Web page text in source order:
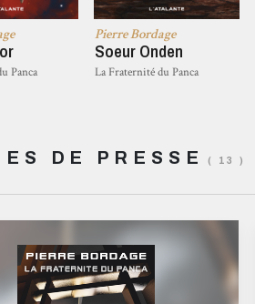
Panca
Pierre Bordage
Soeur Onden
La Fraternité du Panca
DE PRESSE ( 13 )